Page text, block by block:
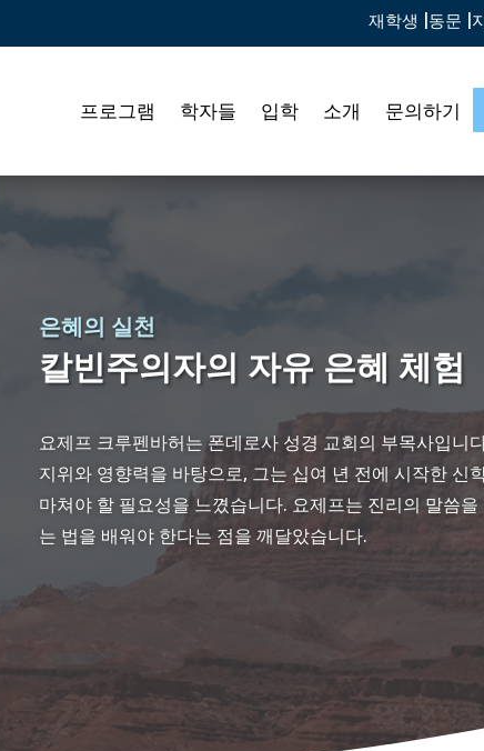
재학생 | 동문 |
프로그램 학자들 입학 소개 문의하기
은혜의 실천
칼빈주의자의 자유 은혜 체험
요제프 크루펜바허는 폰데로사 성경 교회의 부목사입니
지위와 영향력을 바탕으로, 그는 십여 년 전에 시작한 신
마쳐야 할 필요성을 느꼈습니다. 요제프는 진리의 말씀
는 법을 배워야 한다는 점을 깨달았습니다.